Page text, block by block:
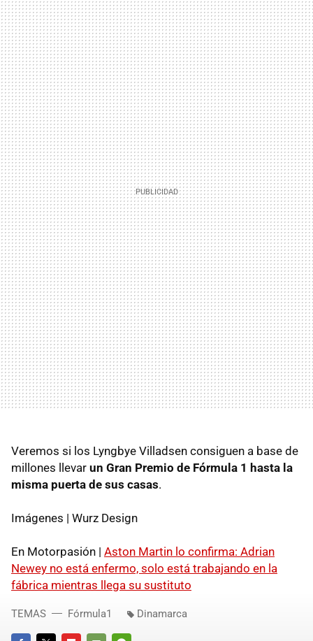
Veremos si los Lyngbye Villadsen consiguen a base de
millones llevar un Gran Premio de Fórmula 1 hasta la
misma puerta de sus casas.
Imágenes | Wurz Design
En Motorpasión | Aston Martin lo confirma: Adrian
Newey no está enfermo, solo está trabajando en la
fábrica mientras llega su sustituto
TEMAS Fórmula1 Dinamarca